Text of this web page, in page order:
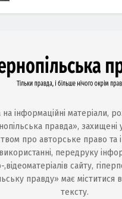
на інформаційні матеріали,
правда», захищені
про авторське право та
передруку
сайту,
правду» має міститися
тексту.